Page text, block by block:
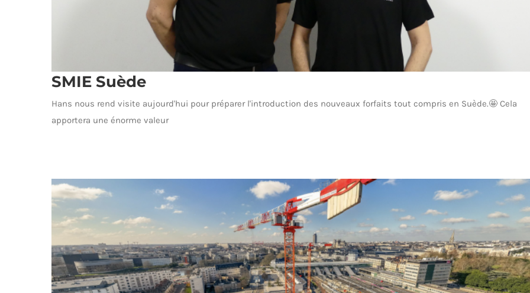
SMIE Suède
SMIE Suède
Hans nous rend visite aujourd'hui pour préparer l'introduction des nouveaux forfaits tout compris en Suède.🤩 Cela
apportera une énorme valeur